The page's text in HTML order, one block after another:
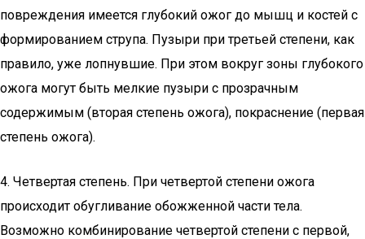
повреждения имеется глубокий ожог до мышц и костей с
формированием струпа. Пузыри при третьей степени, как
правило, уже лопнувшие. При этом вокруг зоны глубокого
ожога могут быть мелкие пузыри с прозрачным
содержимым (вторая степень ожога), покраснение (первая
степень ожога).
4. Четвертая степень. При четвертой степени ожога
происходит обугливание обожженной части тела.
Возможно комбинирование четвертой степени с первой,